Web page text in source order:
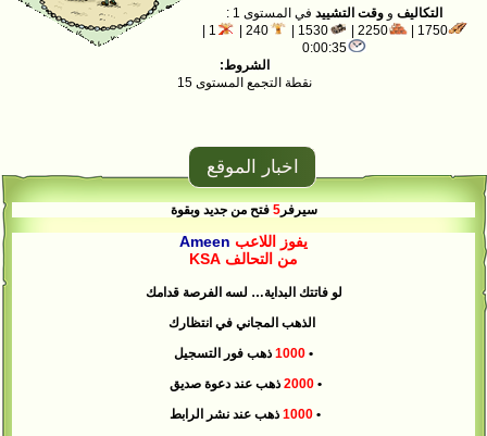
التكاليف و وقت التشييد في المستوى 1 :
1750 |
2250 |
1530 |
240 |
1 |
0:00:35
الشروط:
نقطة التجمع المستوى 15
اخبار الموقع
سيرفر5 فتح من جديد وبقوة
يفوز اللاعب Ameen
من التحالف KSA
لو فاتتك البداية… لسه الفرصة قدامك
الذهب المجاني في انتظارك
•
1000 ذهب فور التسجيل
•
2000 ذهب عند دعوة صديق
•
1000 ذهب عند نشر الرابط